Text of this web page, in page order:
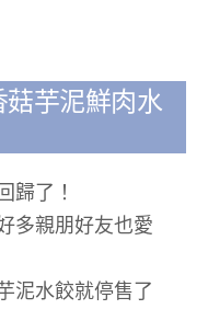
芋泥鮮肉水
歸了！
多親朋好友也愛
泥水餃就停售了